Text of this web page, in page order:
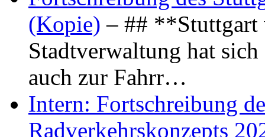
(Kopie) – ## **Stuttgart
Stadtverwaltung hat
auch zur Fahrr…
Intern: Fortschreibung
Radverkehrskonzepts